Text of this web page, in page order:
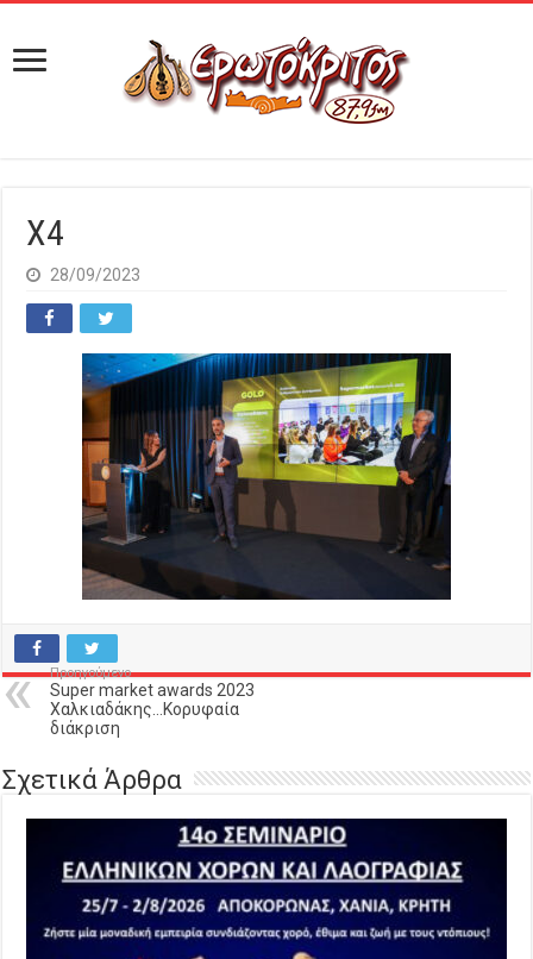
X4
28/09/2023
Προηγούμενο
Super market awards 2023
Χαλκιαδάκης…Κορυφαία
διάκριση
Σχετικά Άρθρα